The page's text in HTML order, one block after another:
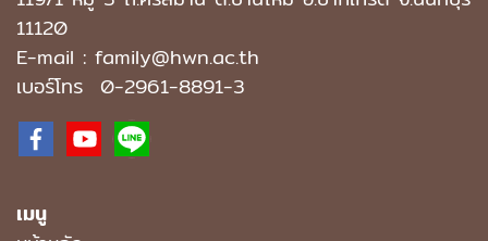
11120
E-mail : family@hwn.ac.th
เบอร์โทร 0-2961-8891-3
เมนู